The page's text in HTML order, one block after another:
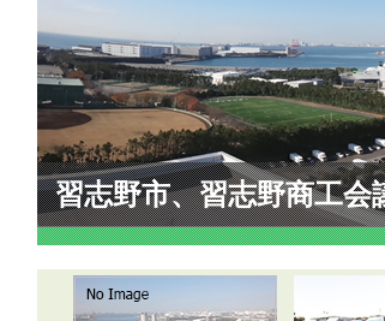
習志野市、習志野商工